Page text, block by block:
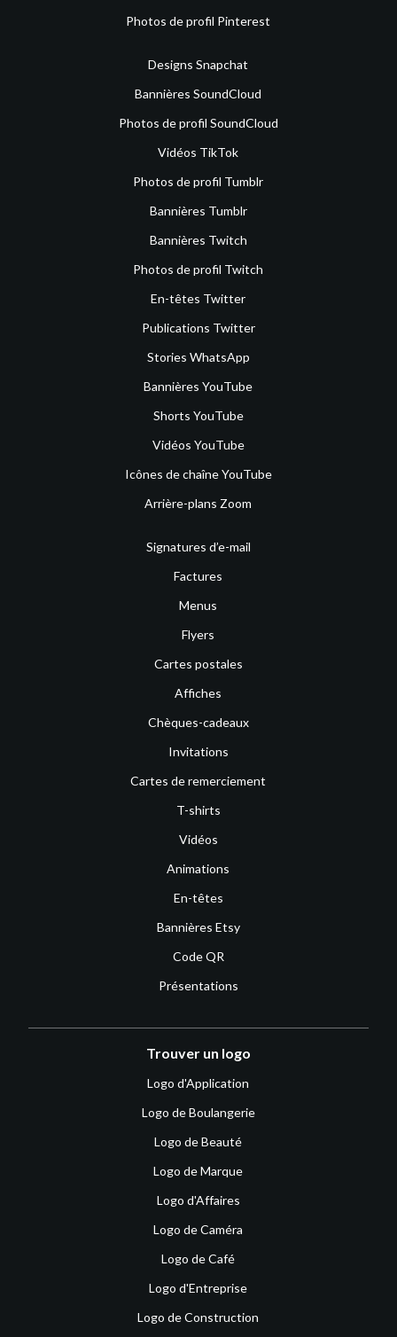
Photos de profil Pinterest
Designs Snapchat
Bannières SoundCloud
Photos de profil SoundCloud
Vidéos TikTok
Photos de profil Tumblr
Bannières Tumblr
Bannières Twitch
Photos de profil Twitch
En-têtes Twitter
Publications Twitter
Stories WhatsApp
Bannières YouTube
Shorts YouTube
Vidéos YouTube
Icônes de chaîne YouTube
Arrière-plans Zoom
Signatures d’e-mail
Factures
Menus
Flyers
Cartes postales
Affiches
Chèques-cadeaux
Invitations
Cartes de remerciement
T-shirts
Vidéos
Animations
En-têtes
Bannières Etsy
Code QR
Présentations
Trouver un logo
Logo d'Application
Logo de Boulangerie
Logo de Beauté
Logo de Marque
Logo d'Affaires
Logo de Caméra
Logo de Café
Logo d'Entreprise
Logo de Construction